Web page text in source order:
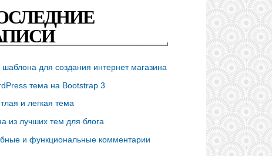
шаблона для создания интернет магазина
тема на Bootstrap 3
и легкая тема
из лучших тем для блога
и функциональные комментарии